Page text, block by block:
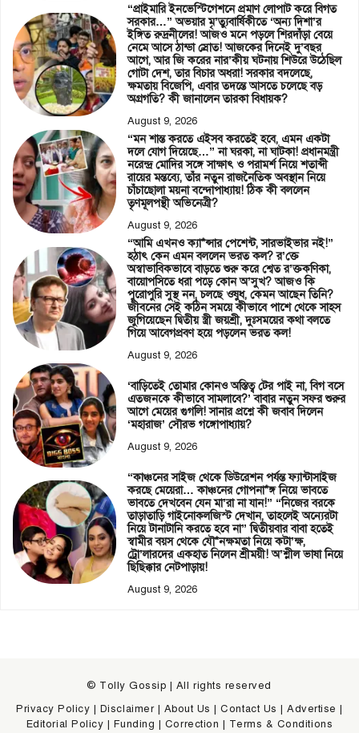
“প্রাইমারি ইনভেস্টিগেশনে প্রমাণ লোপাট করে বিগত
সরকার…” অভয়ার মৃ’ত্যুবার্ষিকীতে ‘অন্য দিশা’র
ইঙ্গিত রুদ্রনীলের! আজও মনে পড়লে শিরদাঁড়া বেয়ে
নেমে আসে ঠান্ডা স্রোত! আজকের দিনেই দু’বছর
আগে, আর জি করের নার’কীয় ঘটনায় শিউরে উঠেছিল
গোটা দেশ, তার বিচার অধরা! সরকার বদলেছে,
ক্ষমতায় বিজেপি, এবার তদন্তে আসতে চলেছে বড়
অগ্রগতি? কী জানালেন তারকা বিধায়ক?
August 9, 2026
“মন শান্ত করতে এইসব করতেই হবে, এমন একটা
দলে যোগ দিয়েছে…” না ঘরকা, না ঘাটকা! প্রধানমন্ত্রী
নরেন্দ্র মোদির সঙ্গে সাক্ষাৎ ও পরামর্শ নিয়ে শতাব্দী
রায়ের মন্তব্যে, তাঁর নতুন রাজনৈতিক অবস্থান নিয়ে
চাঁচাছোলা ময়না বন্দোপাধ্যায়! ঠিক কী বললেন
তৃণমূলপন্থী অভিনেত্রী?
August 9, 2026
“আমি এখনও ক্যা*ন্সার পেশেন্ট, সারভাইভার নই!”
হঠাৎ কেন এমন বললেন ভরত কল? র’ক্তে
অস্বাভাবিকভাবে বাড়তে শুরু করে শ্বেত র’ক্তকণিকা,
বায়োপসিতে ধরা পড়ে কোন অ’সুখ? আজও কি
পুরোপুরি সুস্থ নন, চলছে ওষুধ, কেমন আছেন তিনি?
জীবনের সেই কঠিন সময়ে কীভাবে পাশে থেকে সাহস
জুগিয়েছেন দ্বিতীয় স্ত্রী জয়শ্রী, দুঃসময়ের কথা বলতে
গিয়ে আবেগপ্রবণ হয়ে পড়লেন ভরত কল!
August 9, 2026
‘বাড়িতেই তোমার কোনও অস্তিত্ব টের পাই না, বিগ বসে
এতজনকে কীভাবে সামলাবে?’ বাবার নতুন সফর শুরুর
আগে মেয়ের গুগলি! সানার প্রশ্নে কী জবাব দিলেন
‘মহারাজ’ সৌরভ গঙ্গোপাধ্যায়?
August 9, 2026
“কাঞ্চনের সাইজ থেকে ডিউরেশন পর্যন্ত ফ্যান্টাসাইজ
করছে মেয়েরা… কাঞ্চনের গোপনা*ঙ্গ নিয়ে ভাবতে
ভাবতে দেখবেন যেন মা’রা না যান!” “নিজের বরকে
তাড়াতাড়ি গাইনোকলজিস্ট দেখান, তাহলেই অন্যেরটা
নিয়ে টানাটানি করতে হবে না” দ্বিতীয়বার বাবা হতেই
স্বামীর বয়স থেকে যৌ*নক্ষমতা নিয়ে কটা’ক্ষ,
ট্রো’লারদের একহাত নিলেন শ্রীময়ী! অ’শ্লীল ভাষা নিয়ে
ছিছিক্কার নেটপাড়ায়!
August 9, 2026
© Tolly Gossip | All rights reserved
Privacy Policy | Disclaimer| About Us |Contact Us |Advertise |
Editorial Policy | Funding | Correction | Terms & Conditions